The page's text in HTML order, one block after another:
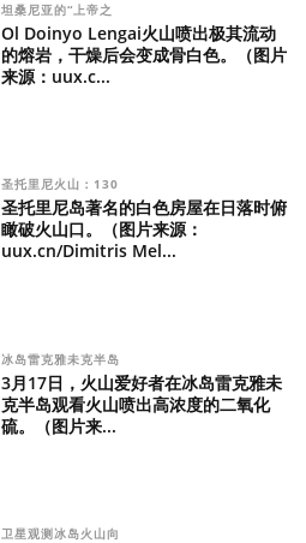
坦桑尼亚的“上帝之
Ol Doinyo Lengai火山喷出极其流动
的熔岩，干燥后会变成骨白色。（图片
来源：uux.c...
圣托里尼火山：130
圣托里尼岛著名的白色房屋在日落时俯
瞰破火山口。（图片来源：
uux.cn/Dimitris Mel...
冰岛雷克雅未克半岛
3月17日，火山爱好者在冰岛雷克雅未
克半岛观看火山喷出高浓度的二氧化
硫。（图片来...
卫星观测冰岛火山向